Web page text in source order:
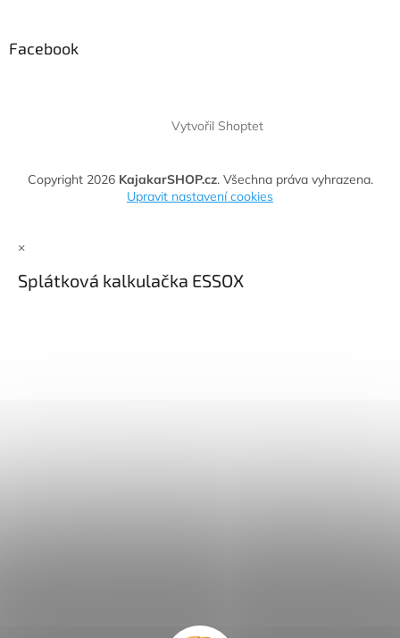
Facebook
Vytvořil Shoptet
Copyright 2026 KajakarSHOP.cz. Všechna práva vyhrazena.
Upravit nastavení cookies
×
Splátková kalkulačka ESSOX